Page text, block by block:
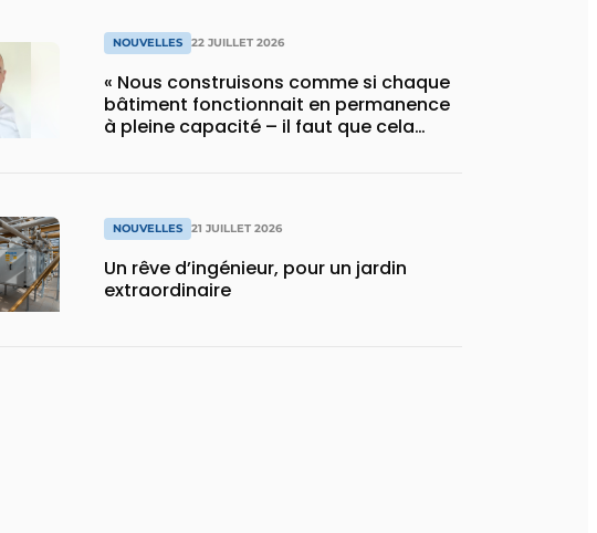
NOUVELLES 22 JUILLET 2026
« Nous construisons comme si chaque
bâtiment fonctionnait en permanence
à pleine capacité – il faut que cela
NOUVELLES 21 JUILLET 2026
Un rêve d’ingénieur, pour un jardin
extraordinaire